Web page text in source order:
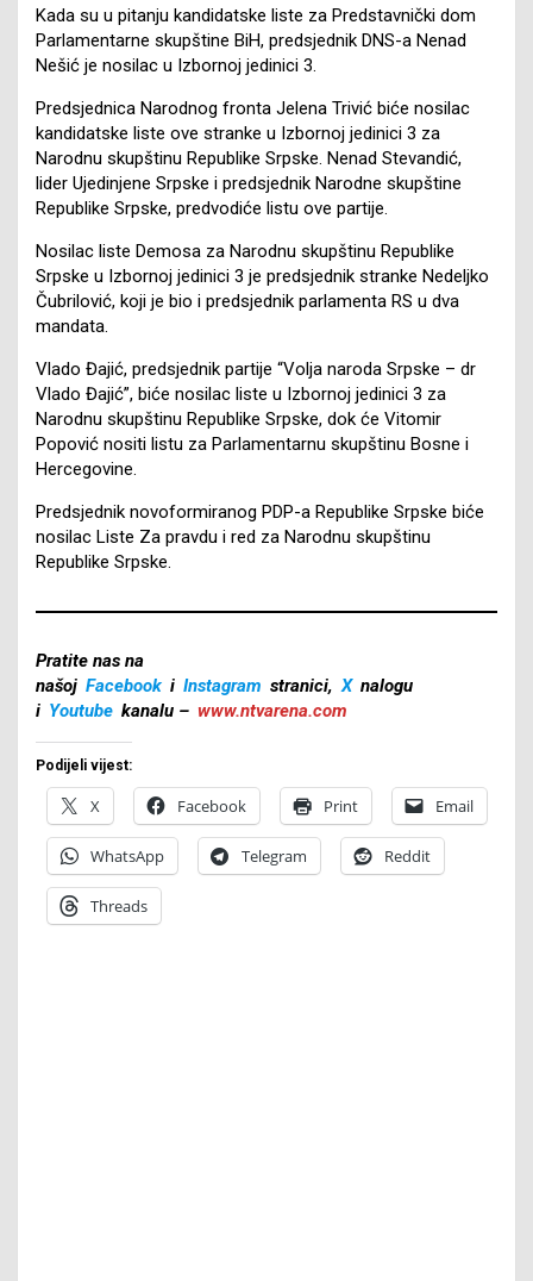
Kada su u pitanju kandidatske liste za Predstavnički dom
Parlamentarne skupštine BiH, predsjednik DNS-a Nenad
Nešić je nosilac u Izbornoj jedinici 3.
Predsjednica Narodnog fronta Jelena Trivić biće nosilac
kandidatske liste ove stranke u Izbornoj jedinici 3 za
Narodnu skupštinu Republike Srpske. Nenad Stevandić,
lider Ujedinjene Srpske i predsjednik Narodne skupštine
Republike Srpske, predvodiće listu ove partije.
Nosilac liste Demosa za Narodnu skupštinu Republike
Srpske u Izbornoj jedinici 3 je predsjednik stranke Nedeljko
Čubrilović, koji je bio i predsjednik parlamenta RS u dva
mandata.
Vlado Đajić, predsjednik partije “Volja naroda Srpske – dr
Vlado Đajić”, biće nosilac liste u Izbornoj jedinici 3 za
Narodnu skupštinu Republike Srpske, dok će Vitomir
Popović nositi listu za Parlamentarnu skupštinu Bosne i
Hercegovine.
Predsjednik novoformiranog PDP-a Republike Srpske biće
nosilac Liste Za pravdu i red za Narodnu skupštinu
Republike Srpske.
Pratite nas na
našoj Facebook i Instagram stranici, X nalogu
i Youtube kanalu – www.ntvarena.com
Podijeli vijest:
X Facebook Print Email
WhatsApp Telegram Reddit
Threads